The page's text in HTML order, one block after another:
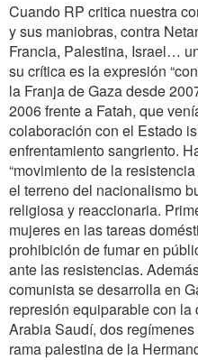
Cuando RP critica nuestra
y sus maniobras, contra
Francia, Palestina, Israel…
su crítica es la expresión
la Franja de Gaza desde
2006 frente a Fatah, que
colaboración con el Estado
enfrentamiento sangriento.
“movimiento de la
el terreno del nacionalismo
religiosa y reaccionaria.
mujeres en las tareas
prohibición de fumar en
ante las resistencias.
comunista se desarrolla en
represión equiparable con
Arabia Saudí, dos
rama palestina de la